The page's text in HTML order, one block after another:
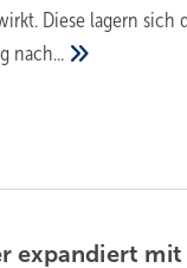
Diese lagern
nach...
expandiert mit